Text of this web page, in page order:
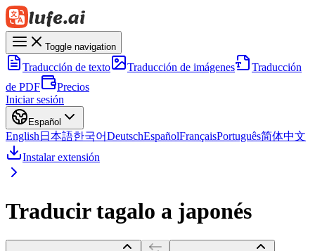
Toggle navigation
Traducción de texto Traducción de imágenes
Traducción
de PDF
Precios
Iniciar sesión
Español
English 日本語한국어DeutschEspañolFrançaisPortuguês简体中文
Instalar extensión
Traducir tagalo a japonés